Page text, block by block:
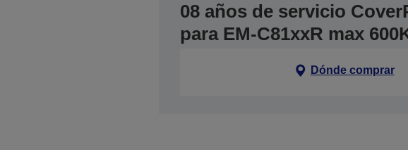
08 años de servicio
para EM-C81xxR max
Dónde comprar